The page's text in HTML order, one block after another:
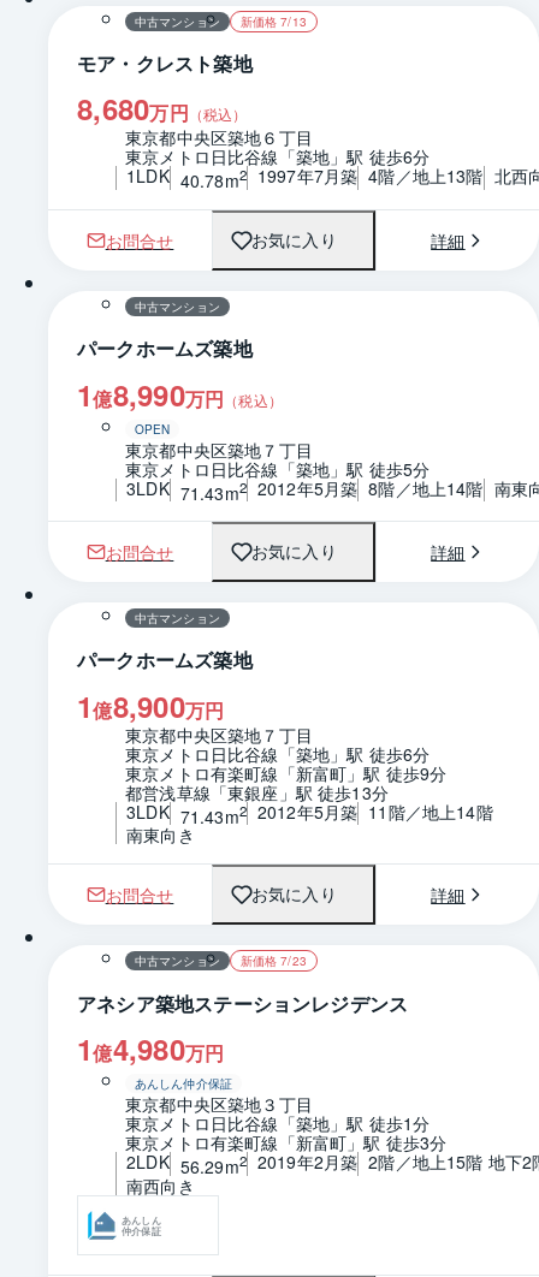
中古マンション 新価格 7/13
モア・クレスト築地
8,680万円 （税込）
東京都中央区築地６丁目
東京メトロ日比谷線「築地」駅 徒歩6分
1LDK 40.78m2 1997年7月築 4階／地上13階 北西
お問合せ お気に入り 詳細
1 / 0 間取り
中古マンション
パークホームズ築地
1億8,990万円 （税込）
OPEN
東京都中央区築地７丁目
東京メトロ日比谷線「築地」駅 徒歩5分
3LDK 71.43m2 2012年5月築 8階／地上14階 南東
お問合せ お気に入り 詳細
1 / 0 間取り
中古マンション
パークホームズ築地
1億8,900万円
東京都中央区築地７丁目
東京メトロ日比谷線「築地」駅 徒歩6分
東京メトロ有楽町線「新富町」駅 徒歩9分
都営浅草線「東銀座」駅 徒歩13分
3LDK 71.43m2 2012年5月築 11階／地上14階
南東向き
お問合せ お気に入り 詳細
1 / 0 間取り
中古マンション 新価格 7/23
アネシア築地ステーションレジデンス
1億4,980万円
あんしん仲介保証
東京都中央区築地３丁目
東京メトロ日比谷線「築地」駅 徒歩1分
東京メトロ有楽町線「新富町」駅 徒歩3分
2LDK 56.29m2 2019年2月築 2階／地上15階 地下2
南西向き
あんしん
仲介保証